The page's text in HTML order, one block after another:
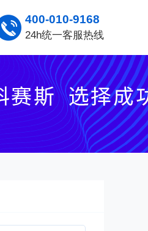
400-010-9168
24h统一客服热线